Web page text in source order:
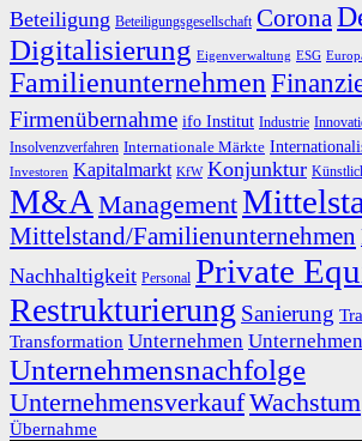
Beteiligung Beteiligungsgesellschaft Corona
Digitalisierung Eigenverwaltung ESG
Familienunternehmen
Firmenübernahme ifo Institut Industrie
Insolvenzverfahren Internationale Märkte
Investoren Kapitalmarkt KfW Konjunktur
M&A Management
Mittelstand/Familienunternehmen
Nachhaltigkeit Personal Private
Restrukturierung Sanierung
Transformation Unternehmen
Unternehmensnachfolge
UnternehmensverkaufWachstum
Übernahme